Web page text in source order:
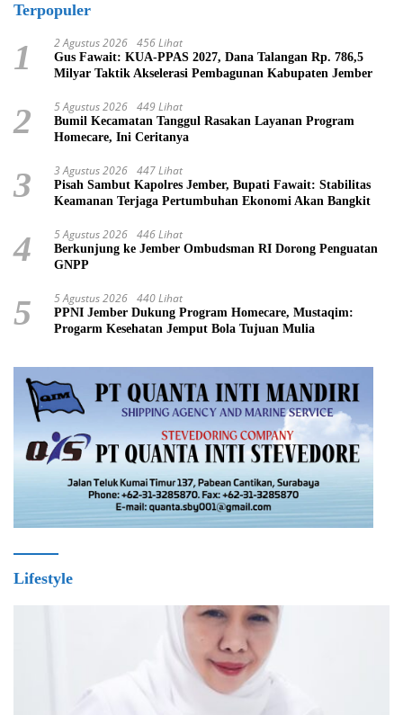
Terpopuler
1 2 Agustus 2026 456 Lihat
Gus Fawait: KUA-PPAS 2027, Dana Talangan Rp. 786,5
Milyar Taktik Akselerasi Pembagunan Kabupaten Jember
2 5 Agustus 2026 449 Lihat
Bumil Kecamatan Tanggul Rasakan Layanan Program
Homecare, Ini Ceritanya
3 3 Agustus 2026 447 Lihat
Pisah Sambut Kapolres Jember, Bupati Fawait: Stabilitas
Keamanan Terjaga Pertumbuhan Ekonomi Akan Bangkit
4 5 Agustus 2026 446 Lihat
Berkunjung ke Jember Ombudsman RI Dorong Penguatan
GNPP
5 5 Agustus 2026 440 Lihat
PPNI Jember Dukung Program Homecare, Mustaqim:
Progarm Kesehatan Jemput Bola Tujuan Mulia
Lifestyle